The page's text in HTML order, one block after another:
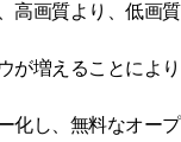
高画質より、低画
が増えることによ
化し、無料なオー